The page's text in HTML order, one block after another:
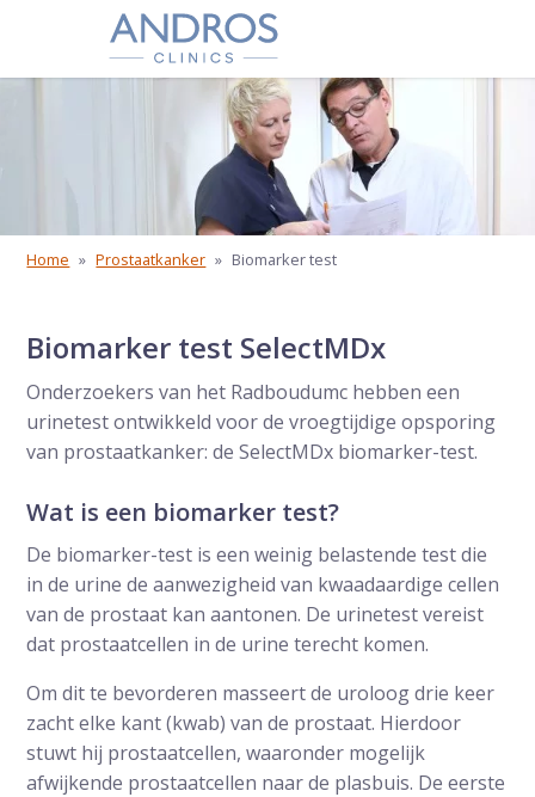
Navigatie overslaan
Home » Prostaatkanker » Biomarker test
Biomarker test SelectMDx
Onderzoekers van het Radboudumc hebben een
urinetest ontwikkeld voor de vroegtijdige opsporing
van prostaatkanker: de SelectMDx biomarker-test.
Wat is een biomarker test?
De biomarker-test is een weinig belastende test die
in de urine de aanwezigheid van kwaadaardige cellen
van de prostaat kan aantonen. De urinetest vereist
dat prostaatcellen in de urine terecht komen.
Om dit te bevorderen masseert de uroloog drie keer
zacht elke kant (kwab) van de prostaat. Hierdoor
stuwt hij prostaatcellen, waaronder mogelijk
afwijkende prostaatcellen naar de plasbuis. De eerste